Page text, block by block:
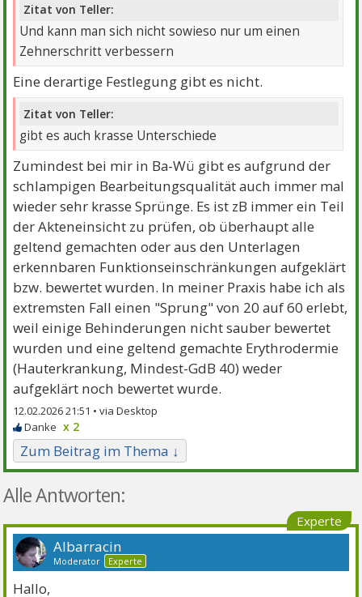
Zitat von Teller:
Und kann man sich nicht sowieso nur um einen
Zehnerschritt verbessern
Eine derartige Festlegung gibt es nicht.
Zitat von Teller:
gibt es auch krasse Unterschiede
Zumindest bei mir in Ba-Wü gibt es aufgrund der
schlampigen Bearbeitungsqualität auch immer mal
wieder sehr krasse Sprünge. Es ist zB immer ein Teil
der Akteneinsicht zu prüfen, ob überhaupt alle
geltend gemachten oder aus den Unterlagen
erkennbaren Funktionseinschränkungen aufgeklärt
bzw. bewertet wurden. In meiner Praxis habe ich als
extremsten Fall einen "Sprung" von 20 auf 60 erlebt,
weil einige Behinderungen nicht sauber bewertet
wurden und eine geltend gemachte Erythrodermie
(Hauterkrankung, Mindest-GdB 40) weder
aufgeklärt noch bewertet wurde.
12.02.2026 21:51 •
x 2
Zum Beitrag im Thema ↓
Alle Antworten:
Experte
Albarracin
Moderator Experte
Hallo,